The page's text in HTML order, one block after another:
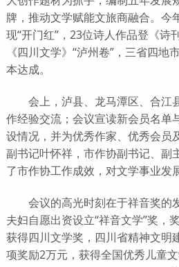
牌，推动文学赋能文旅商融合。今
现“开门红”，23位诗人作品登《诗
《四川文学》“泸州卷”，三省四地
本达成。
会上，泸县、龙马潭区、合江
作经验交流；会议宣读新会员名单
设情况，并为优秀作家、优秀会员
副书记叶怀祥，市作协副书记、副
了市作协工作成效，对文学事业发
会议的高光时刻在于祥音奖的
夫妇自愿出资设立“祥音文学”奖，
获得四川文学奖，四川省精神文明
项奖励2万元，获得全国优秀儿童